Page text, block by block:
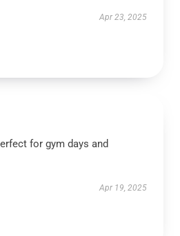
Apr 23, 2025
for gym days and
Apr 19, 2025